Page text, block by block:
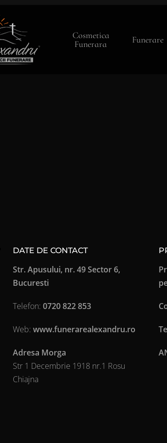
Cosmetica
Funerara
Funerare
DATE DE CONTACT
Str. Apusului, nr. 49 Sector 6,
Bucuresti
Telefon: 0720 822 853
Web: www.funerarealexandru.ro
Adresa Morga
Str 1 Decembrie 1918 nr.1 Rosu
Chiajna